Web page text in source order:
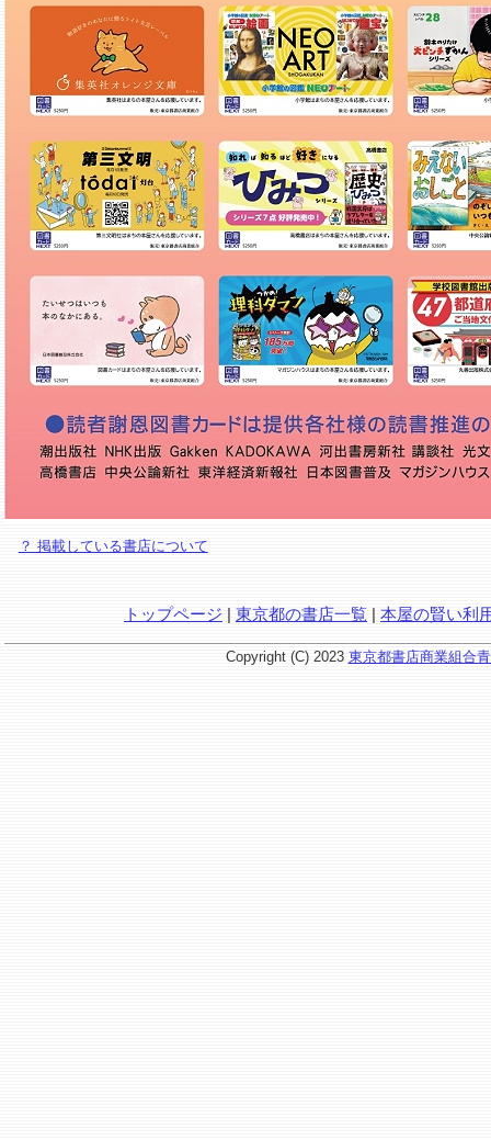
？ 掲載している書店について
トップページ | 東京都の書店一覧 | 本屋の賢い利
Copyright (C) 2023 東京都書店商業組合